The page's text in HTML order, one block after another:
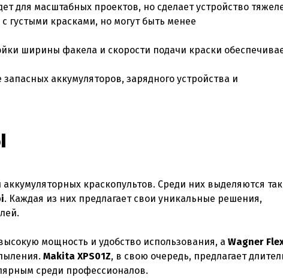
для масштабных проектов, но сделает устройство
густыми красками, но могут быть менее
ширины факела и скорости подачи краски
аккумуляторов, зарядного устройства и
краскопультов. Среди них выделяются
. Каждая из них предлагает свои уникальные решения,
мощность и удобство использования, а Wagner
Makita XPS01Z, в свою очередь, предлагает
среди профессионалов.